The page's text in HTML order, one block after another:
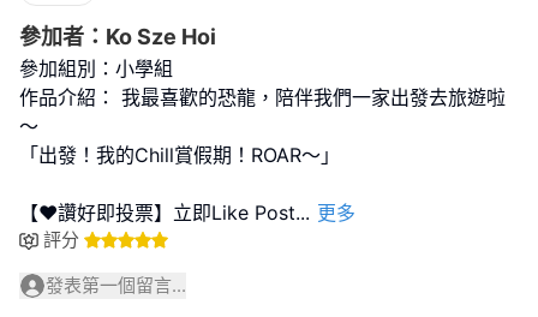
參加者：Ko Sze Hoi
參加組別：小學組
作品介紹： 我最喜歡的恐龍，陪伴我們一家出發去旅遊啦
～
「出發！我的Chill賞假期！ROAR～」
【❤️讚好即投票】立即Like Post... 更多
評分
發表第一個留言...